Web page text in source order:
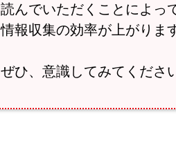
読んでいただくことによっ
情報収集の効率が上がりま
ぜひ、意識してみてくださ